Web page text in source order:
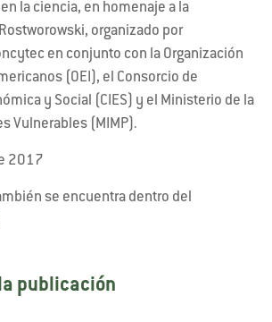
la ciencia, en homenaje a la
organizado por
en conjunto con la Organización
(OEI), el Consorcio de
y Social (CIES) y el Ministerio de la
Vulnerables (MIMP).
2017
se encuentra dentro del
publicación